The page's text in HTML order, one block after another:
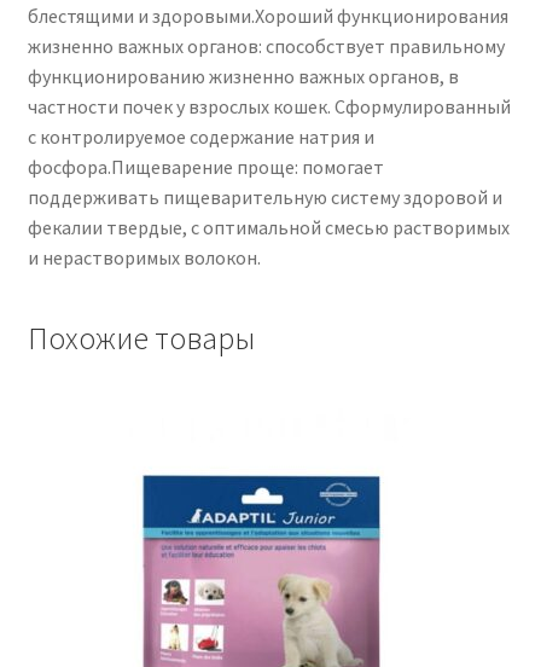
блестящими и здоровыми.Хороший функционирования
жизненно важных органов: способствует правильному
функционированию жизненно важных органов, в
частности почек у взрослых кошек. Сформулированный
с контролируемое содержание натрия и
фосфора.Пищеварение проще: помогает
поддерживать пищеварительную систему здоровой и
фекалии твердые, с оптимальной смесью растворимых
и нерастворимых волокон.
Похожие товары